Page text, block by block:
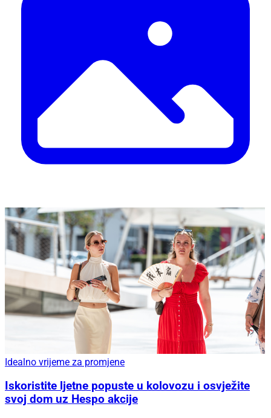
Idealno vrijeme za promjene
Iskoristite ljetne popuste u kolovozu i osvježite
svoj dom uz Hespo akcije